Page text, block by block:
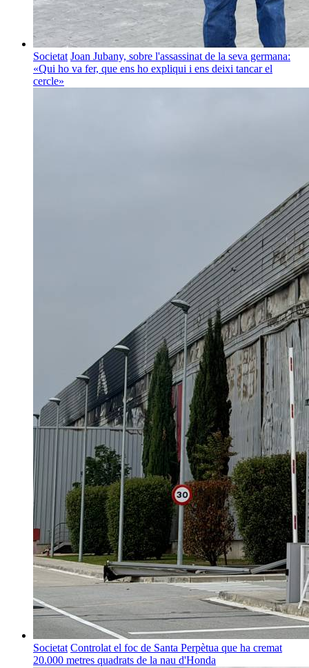
Societat Joan Jubany, sobre l'assassinat de la seva germana:
«Qui ho va fer, que ens ho expliqui i ens deixi tancar el
cercle»
Societat Controlat el foc de Santa Perpètua que ha cremat
20.000 metres quadrats de la nau d'Honda